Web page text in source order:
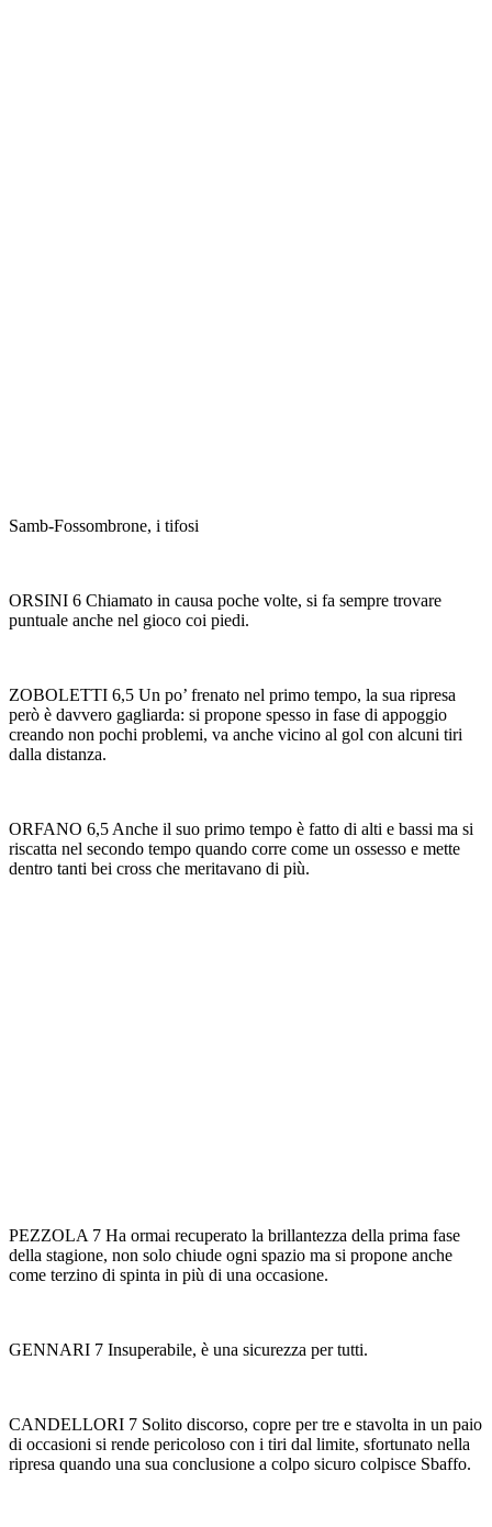
Samb-Fossombrone, i tifosi
ORSINI 6 Chiamato in causa poche volte, si fa sempre trovare
puntuale anche nel gioco coi piedi.
ZOBOLETTI 6,5 Un po’ frenato nel primo tempo, la sua ripresa
però è davvero gagliarda: si propone spesso in fase di appoggio
creando non pochi problemi, va anche vicino al gol con alcuni tiri
dalla distanza.
ORFANO 6,5 Anche il suo primo tempo è fatto di alti e bassi ma si
riscatta nel secondo tempo quando corre come un ossesso e mette
dentro tanti bei cross che meritavano di più.
PEZZOLA 7 Ha ormai recuperato la brillantezza della prima fase
della stagione, non solo chiude ogni spazio ma si propone anche
come terzino di spinta in più di una occasione.
GENNARI 7 Insuperabile, è una sicurezza per tutti.
CANDELLORI 7 Solito discorso, copre per tre e stavolta in un paio
di occasioni si rende pericoloso con i tiri dal limite, sfortunato nella
ripresa quando una sua conclusione a colpo sicuro colpisce Sbaffo.